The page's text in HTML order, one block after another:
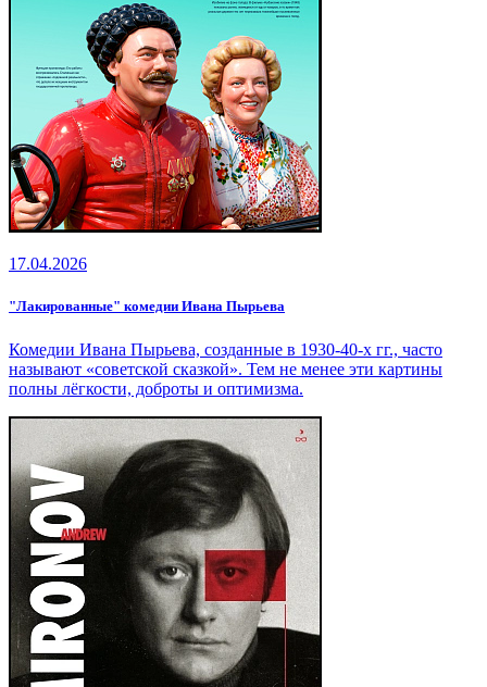
17.04.2026
"Лакированные" комедии Ивана Пырьева
Комедии Ивана Пырьева, созданные в 1930-40‑х гг., часто
называют «советской сказкой». Тем не менее эти картины
полны лёгкости, доброты и оптимизма.